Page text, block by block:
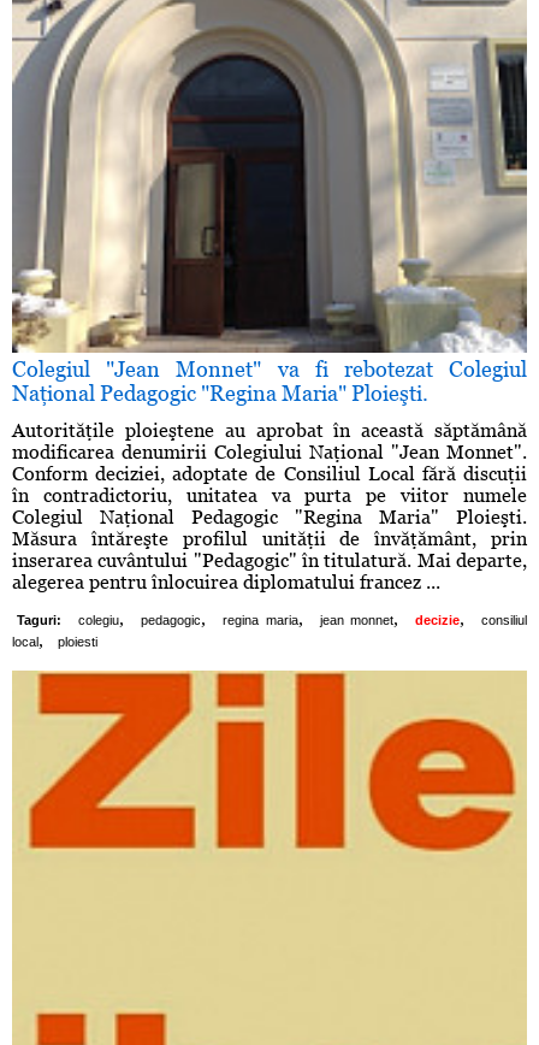
Colegiul "Jean Monnet" va fi rebotezat Colegiul
Naţional Pedagogic "Regina Maria" Ploieşti.
Autorităţile ploieştene au aprobat în această săptămână
modificarea denumirii Colegiului Naţional "Jean Monnet".
Conform deciziei, adoptate de Consiliul Local fără discuţii
în contradictoriu, unitatea va purta pe viitor numele
Colegiul Naţional Pedagogic "Regina Maria" Ploieşti.
Măsura întăreşte profilul unităţii de învăţământ, prin
inserarea cuvântului "Pedagogic" în titulatură. Mai departe,
alegerea pentru înlocuirea diplomatului francez ...
Taguri: colegiu, pedagogic, regina maria, jean monnet, decizie,
consiliul
local , ploiesti